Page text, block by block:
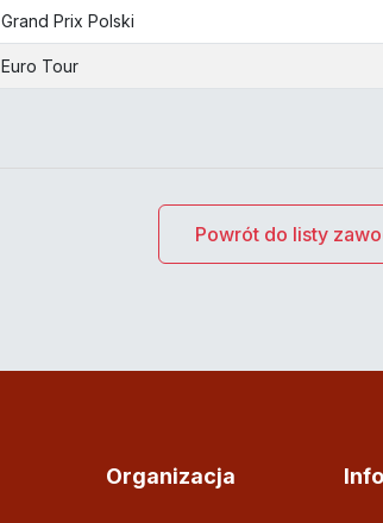
Grand Prix Polski
Euro Tour
Powrót do listy
Organizacja